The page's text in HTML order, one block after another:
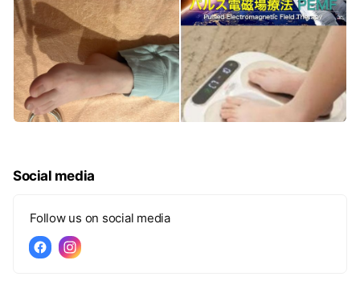
Social media
Follow us on social media